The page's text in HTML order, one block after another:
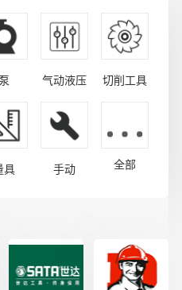
气动液压 切削工具
具 手动 全部